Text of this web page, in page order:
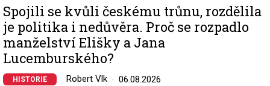
Spojili se kvůli českému trůnu, rozdělila
je politika i nedůvěra. Proč se rozpadlo
manželství Elišky a Jana
Lucemburského?
HISTORIE Robert Vlk 06.08.2026